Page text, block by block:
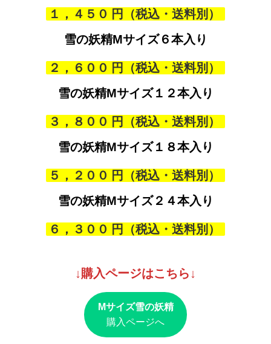
ご近所の○○さんよりお裾分けでいただきました。皮付きの
とうもろこしを剥いて食すのは初めてでおヒゲが多いのに
びっくりしました。ひと粒ひと粒が大きく粒揃いで良い。
ん甘く柔ら […]
１，４５０
雪の妖精Mサイズ６本入り
２，６００
雪の妖精Mサイズ１２本入り
３，８００
雪の妖精Mサイズ１８本入り
５，２００
雪の妖精Mサイズ２４本入り
６，３００
↓購入ページはこちら↓
Mサイズ雪の妖精
購入ページへ